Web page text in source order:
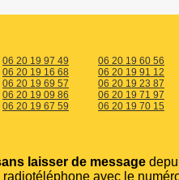
06 20 19 97 49 06 20 19 60 56
06 20 19 16 68 06 20 19 91 12
06 20 19 69 57 06 20 19 23 87
06 20 19 09 86 06 20 19 71 97
06 20 19 67 59 06 20 19 70 15
laisser de message
radiotéléphone avec le